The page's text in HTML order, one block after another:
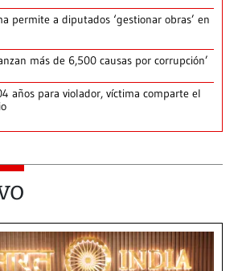
permite a diputados ‘gestionar obras’ en
más de 6,500 causas por corrupción’
años para violador, víctima comparte el